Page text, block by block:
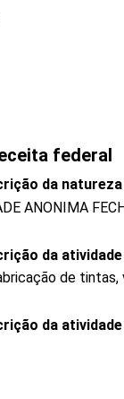
federal
da
ANONIMA
da
de tintas,
da